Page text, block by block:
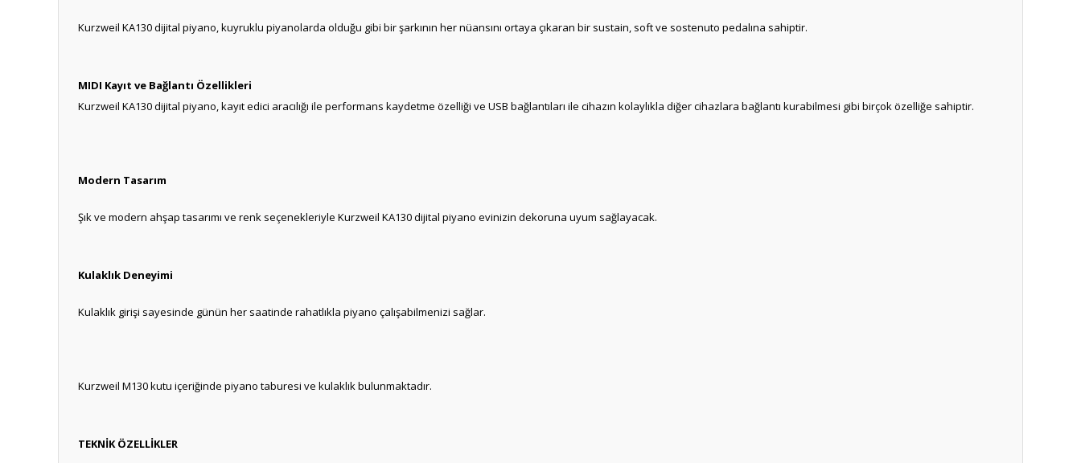
Kurzweil KA130 dijital piyano, kuyruklu piyanolarda olduğu gibi bir şarkının her nüansını ortaya çıkaran bir sustain, soft ve sostenuto pedalına sahiptir.
MIDI Kayıt ve Bağlantı Özellikleri
Kurzweil KA130 dijital piyano, kayıt edici aracılığı ile performans kaydetme özelliği ve USB bağlantıları ile cihazın kolaylıkla diğer cihazlara bağlantı kurabilmesi gibi birçok özelliğe sahiptir.
Modern Tasarım
Şık ve modern ahşap tasarımı ve renk seçenekleriyle Kurzweil KA130 dijital piyano evinizin dekoruna uyum sağlayacak.
Kulaklık Deneyimi
Kulaklık girişi sayesinde günün her saatinde rahatlıkla piyano çalışabilmenizi sağlar.
Kurzweil M130 kutu içeriğinde piyano taburesi ve kulaklık bulunmaktadır.
TEKNİK ÖZELLİKLER